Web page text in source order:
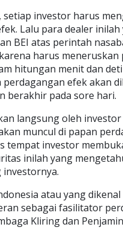
investor harus
Lalu para dealer
BEI atas perintah
harus meneruskan
hitungan menit dan
efek akan
berakhir pada sore hari.
langsung oleh
muncul di papan
tempat investor
inilah yang
atau yang
sebagai fasilitator
Kliring dan